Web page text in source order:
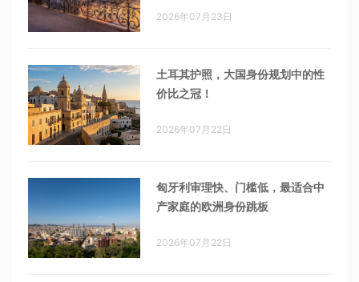
2026年07月23日
土耳其护照，大国身份规划中的性
价比之冠！
2026年07月22日
匈牙利审理快、门槛低，最适合中
产家庭的欧洲身份跳板
2026年07月22日